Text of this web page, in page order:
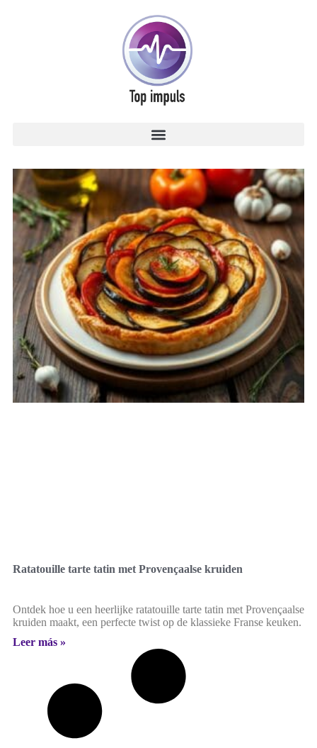
Ratatouille tarte tatin met Provençaalse kruiden
Ontdek hoe u een heerlijke ratatouille tarte tatin met Provençaalse
kruiden maakt, een perfecte twist op de klassieke Franse keuken.
Leer más »